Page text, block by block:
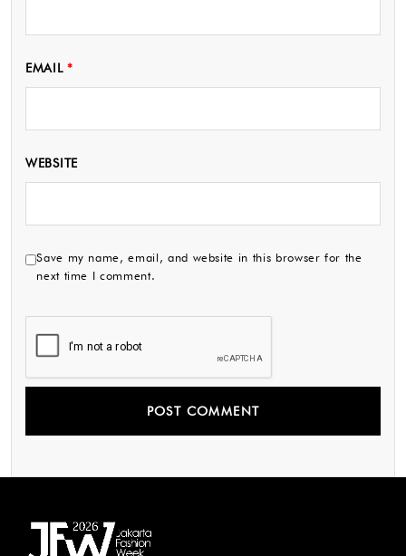
EMAIL*
WEBSITE
Save my name, email, and website in this browser for the
next time I comment.